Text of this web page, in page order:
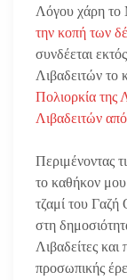
Λόγου χάρη το
την κοπή των
συνδέεται
Λιβαδειτών το
Πολιορκία της
Λιβαδειτών
Περιμένοντας
το καθήκον
τζαμί του
στη
Λιβαδείτες
προσωπικής